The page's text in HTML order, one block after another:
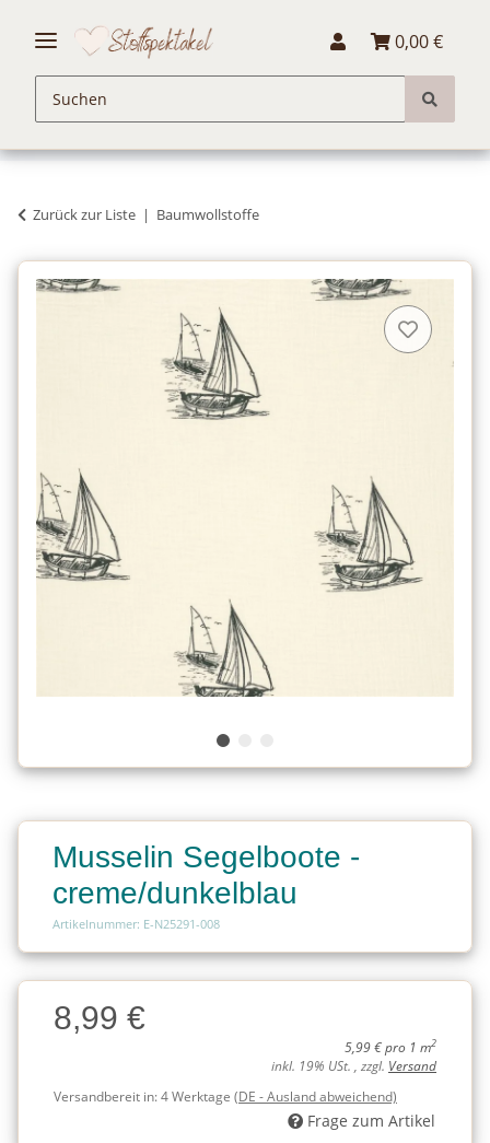
0,00 €
Zurück zur Liste Baumwollstoffe
Musselin Segelboote -
creme/dunkelblau
Artikelnummer: E-N25291-008
Charge
Charge8,99 €
5,99 € pro 1 m2
inkl. 19% USt. , zzgl. Versand
Versandbereit in:4 Werktage (DE - Ausland abweichend)
Frage zum Artikel